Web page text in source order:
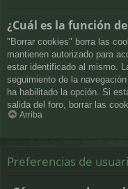
¿Cuál es la función
"Borrar cookies" borra las
mantienen autorizado para
estar identificado al mismo.
seguimiento de la
ha habilitado la opción. Si
salida del foro, borrar las
Arriba
Preferencias de